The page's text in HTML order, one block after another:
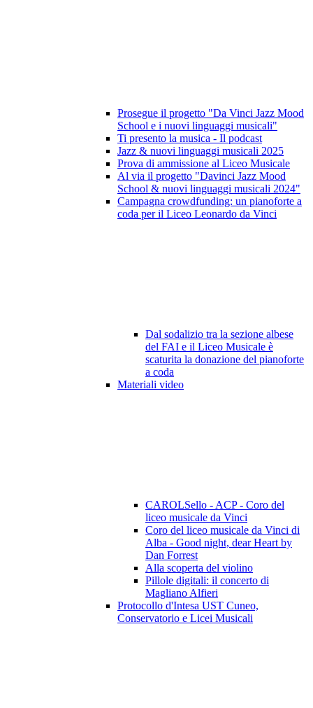
Prosegue il progetto "Da Vinci Jazz Mood
School e i nuovi linguaggi musicali"
Ti presento la musica - Il podcast
Jazz & nuovi linguaggi musicali 2025
Prova di ammissione al Liceo Musicale
Al via il progetto "Davinci Jazz Mood
School & nuovi linguaggi musicali 2024"
Campagna crowdfunding: un pianoforte a
coda per il Liceo Leonardo da Vinci
Dal sodalizio tra la sezione albese
del FAI e il Liceo Musicale è
scaturita la donazione del pianoforte
a coda
Materiali video
CAROLSello - ACP - Coro del
liceo musicale da Vinci
Coro del liceo musicale da Vinci di
Alba - Good night, dear Heart by
Dan Forrest
Alla scoperta del violino
Pillole digitali: il concerto di
Magliano Alfieri
Protocollo d'Intesa UST Cuneo,
Conservatorio e Licei Musicali